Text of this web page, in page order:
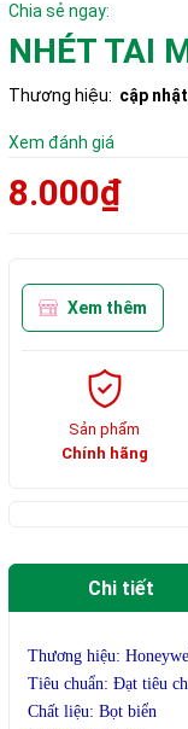
Chia sẻ ngay:
NHÉT TAI
Thương hiệu: cập nhật
Xem đánh giá
8.000₫
Xem thêm
Sản phẩm
Chính hãng
Chi tiết
Thương hiệu:
Tiêu chuẩn: Đạt tiêu
Chất liệu: Bọt biển